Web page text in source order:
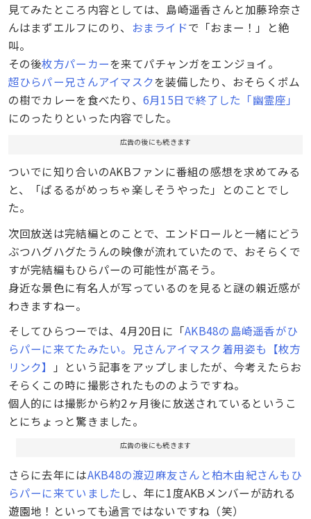
見てみたところ内容としては、島崎遥香さんと加藤玲奈さ
んはまずエルフにのり、 おまライドで「おまー！」と絶
叫。
その後枚方パーカーを来てパチャンガをエンジョイ。
超ひらパー兄さんアイマスクを装備したり、おそらくポム
の樹でカレーを食べたり、 6月15日で終了した「幽霊座」
にのったりといった内容でした。
広告の後にも続きます
ついでに知り合いのAKBファンに番組の感想を求めてみる
と、「ぱるるがめっちゃ楽しそうやった」とのことでし
た。
次回放送は完結編とのことで、エンドロールと一緒にどう
ぶつハグハグたうんの映像が流れていたので、おそらくで
すが完結編もひらパーの可能性が高そう。
身近な景色に有名人が写っているのを見ると謎の親近感が
わきますねー。
そしてひらつーでは、4月20日に「AKB48の島崎遥香がひ
らパーに来てたみたい。兄さんアイマスク着用姿も【枚方
リンク】
」という記事をアップしましたが、今考えたらお
そらくこの時に撮影されたもののようですね。
個人的には撮影から約2ヶ月後に放送されているというこ
とにちょっと驚きました。
広告の後にも続きます
さらに去年にはAKB48の渡辺麻友さんと柏木由紀さんもひ
らパーに来ていました し、年に1度AKBメンバーが訪れる
遊園地！といっても過言ではないですね（笑）